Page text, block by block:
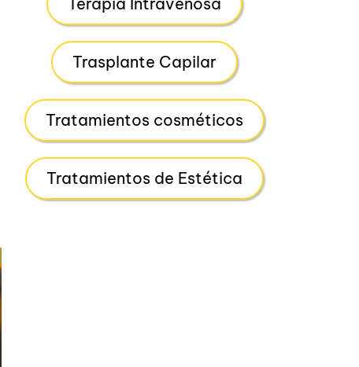
Trasplante Capilar
Tratamientos cosméticos
Tratamientos de Estética